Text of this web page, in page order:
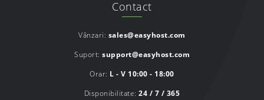
Contact
Vânzari: sales@easyhost.com
Suport: support@easyhost.com
Orar: L - V 10:00 - 18:00
Disponibilitate:24 / 7 / 365